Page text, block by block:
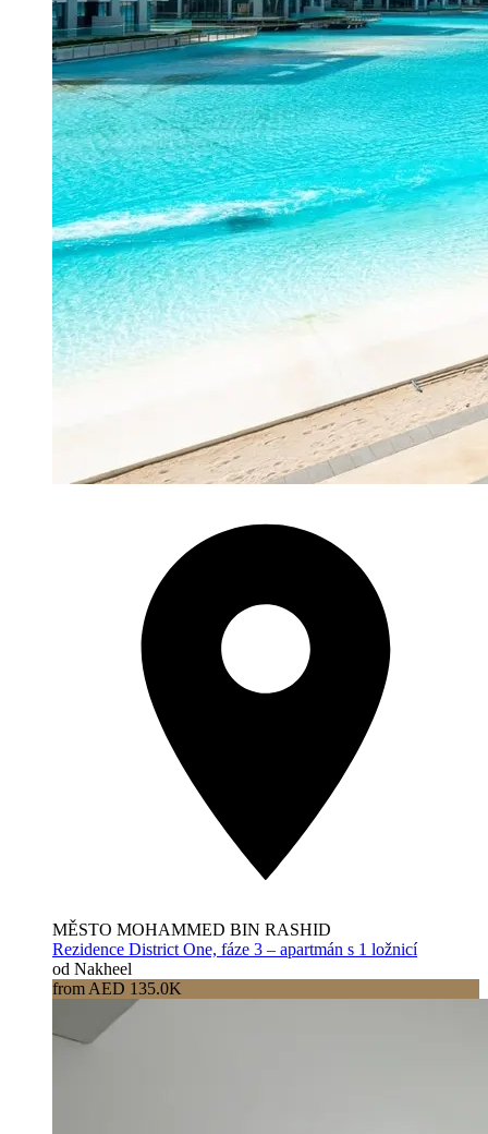
MĚSTO MOHAMMED BIN RASHID
Rezidence District One, fáze 3 – apartmán s 1 ložnicí
od Nakheel
from AED 135.0K